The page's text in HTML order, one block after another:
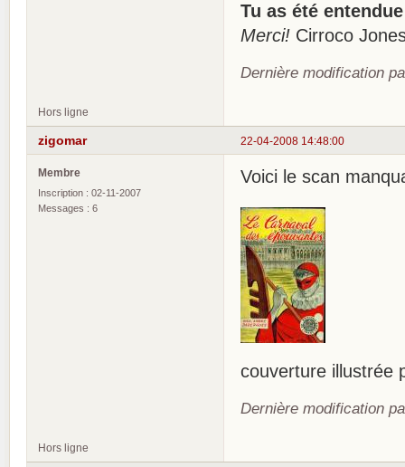
Tu as été entendue
Merci! Cirroco
Dernière modification
Hors ligne
22-04-2008 14:48:00
zigomar
Membre
Inscription : 02-11-2007
Messages : 6
Voici le scan
couverture illustrée
Dernière modification
Hors ligne